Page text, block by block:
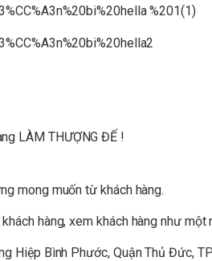
LÀM THƯỢNG ĐẾ !
mong muốn từ khách hàng.
hàng, xem khách hàng như một
Hiệp Bình Phước, Quận Thủ Đức,